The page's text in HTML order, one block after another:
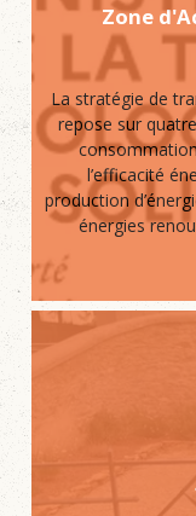
Zone
La stratégie de
repose sur
l’efficacité
production
énergies